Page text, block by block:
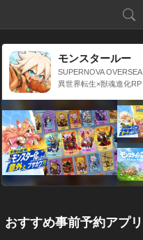
モンスタールー
プ：獣神転生
SUPERNOVA OVERSEA
S LIMITED
異世界転生×獣魂進化RP
おすすめ事前予約アプリ